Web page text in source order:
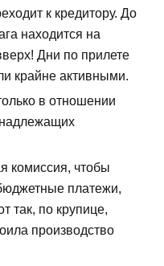
к кредитору. До
находится на
Дни по прилете
крайне активными.
в отношении
комиссия, чтобы
платежи,
так, по крупице,
производство